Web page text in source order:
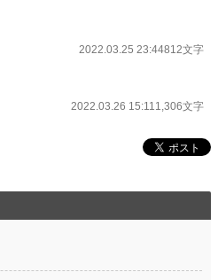
2022.03.25 23:44812文字
2022.03.26 15:111,306文字